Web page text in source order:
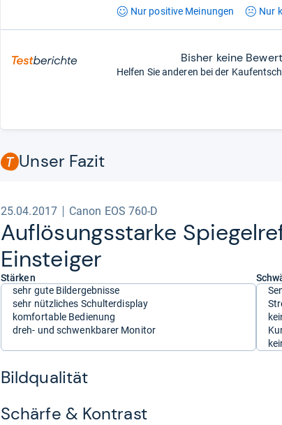
Nur positive Meinungen Nur
Bisher keine
Helfen Sie anderen bei der
Unser Fazit
25.04.2017 Canon EOS 760-D
Auf­lö­sungs­starke
Ein­stei­ger
Stärken
sehr gute Bildergebnisse
sehr nützliches Schulterdisplay
komfortable Bedienung
dreh- und schwenkbarer Monitor
Bildqualität
Schärfe & Kontrast